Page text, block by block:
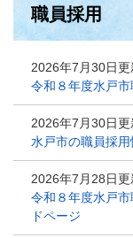
職員採用
2026年7月30日更
令和８年度水戸
2026年7月30日更
水戸市の職員採用
2026年7月28日更
令和８年度水戸
ドページ